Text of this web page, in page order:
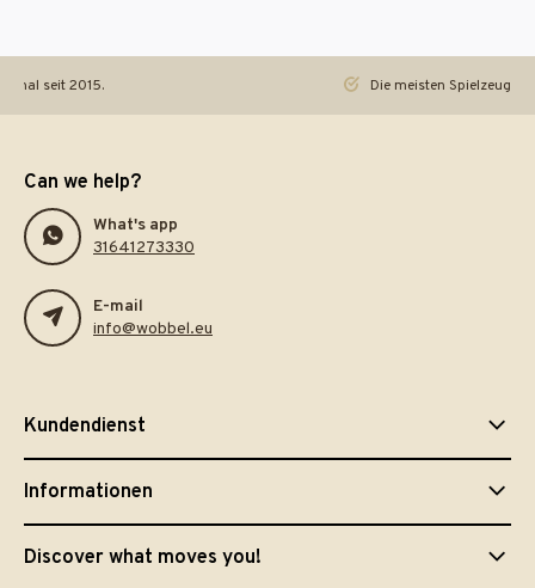
seit 2015. Die meisten Spielzeuge
Can we help?
What's app
31641273330
E-mail
info@wobbel.eu
Kundendienst
Informationen
Discover what moves you!